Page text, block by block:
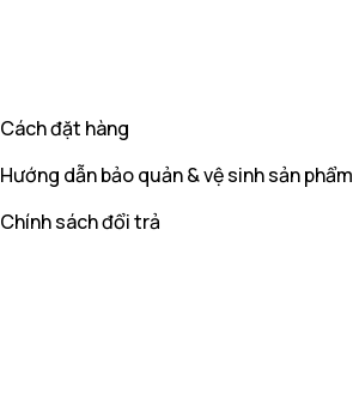
Cách đặt hàng
Hướng dẫn bảo quản & vệ sinh sản phẩm
Chính sách đổi trả